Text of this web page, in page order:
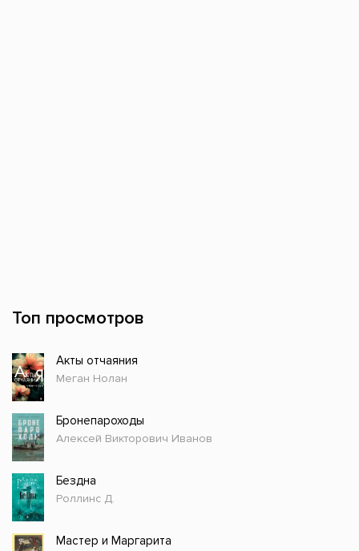
Топ просмотров
Акты отчаяния
Меган Нолан
Бронепароходы
Алексей Викторович Иванов
Бездна
Роллинс Д.
Мастер и Маргарита